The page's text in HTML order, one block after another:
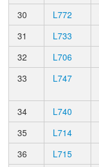
30
L772
31
L733
32
L706
33
L747
34 L740
35
L714
36
L715